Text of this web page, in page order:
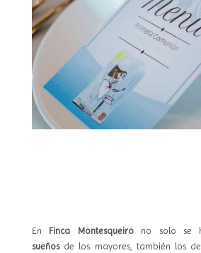
En Finca Montesqueiro no solo se
sueños de los mayores, también los